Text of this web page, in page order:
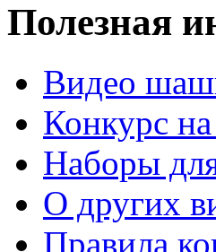
Полезная
Видео
Конкурс на
Наборы
О других
Правила